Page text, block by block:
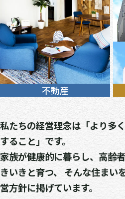
不動産
私たちの経営理念は「より多
すること」です。
家族が健康的に暮らし、高齢
きいきと育つ、
そんな住まい
営方針に掲げています。